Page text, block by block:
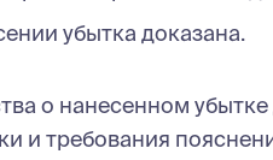
убытка доказана.
о нанесенном
и требования